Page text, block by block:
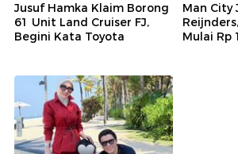
Jusuf Hamka Klaim Borong
61 Unit Land Cruiser FJ,
Begini Kata Toyota
Man City
Mulai Rp